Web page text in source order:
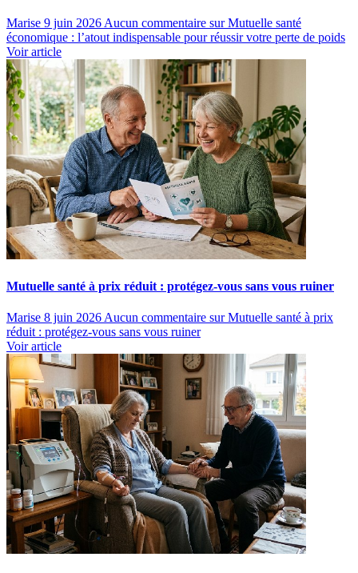
Marise 9 juin 2026 Aucun commentaire sur Mutuelle santé
économique : l’atout indispensable pour réussir votre perte de poids
Voir article
Mutuelle santé à prix réduit : protégez-vous sans vous ruiner
Marise 8 juin 2026 Aucun commentaire sur Mutuelle santé à prix
réduit : protégez-vous sans vous ruiner
Voir article